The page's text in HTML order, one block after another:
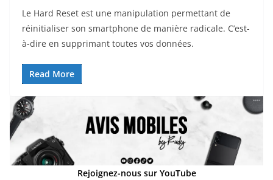
Le Hard Reset est une manipulation permettant de
réinitialiser son smartphone de manière radicale. C’est-
à-dire en supprimant toutes vos données.
Read More
Rejoignez-nous sur YouTube